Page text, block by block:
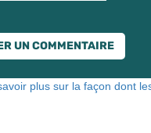
plus sur la façon dont